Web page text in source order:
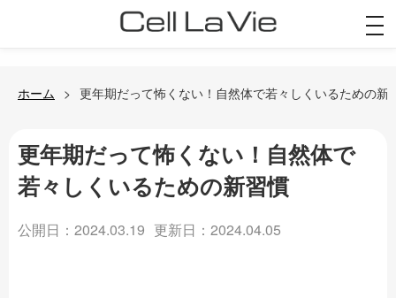
ホーム 更年期だって怖くない！自然体で若々しくいるための新
更年期だって怖くない！自然体で
若々しくいるための新習慣
公開日：2024.03.19 更新日：2024.04.05